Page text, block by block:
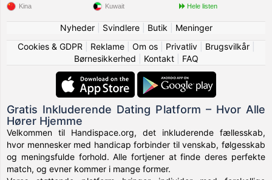
Kina Kuwait Hele listen
Nyheder| Svindlere| Butik
Meninger
Cookies & GDPR
Reklame| Om os| Privatliv| Brugsvilkår|
Børnesikkerhed
Kontakt| FAQ
Gratis Inkluderende Dating Platform – Hvor Alle
Hører Hjemme
Velkommen til Handispace.org, det inkluderende fællesskab,
hvor mennesker med handicap forbinder til venskab, følgesskab
og meningsfulde forhold. Alle fortjener at finde deres perfekte
match, og evner kommer i mange former.